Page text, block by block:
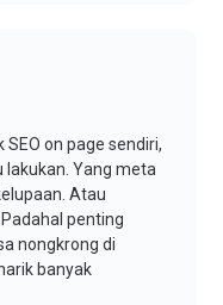
on page sendiri,
lakukan. Yang meta
Atau
penting
nongkrong di
banyak